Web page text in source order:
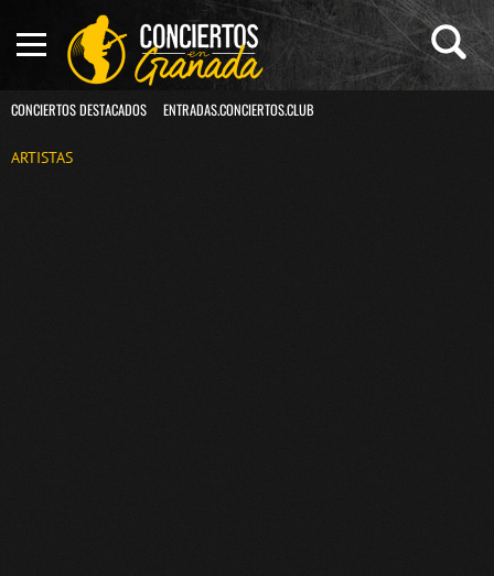
CONCIERTOS DESTACADOS ENTRADAS.CONCIERTOS.CLUB
ARTISTAS